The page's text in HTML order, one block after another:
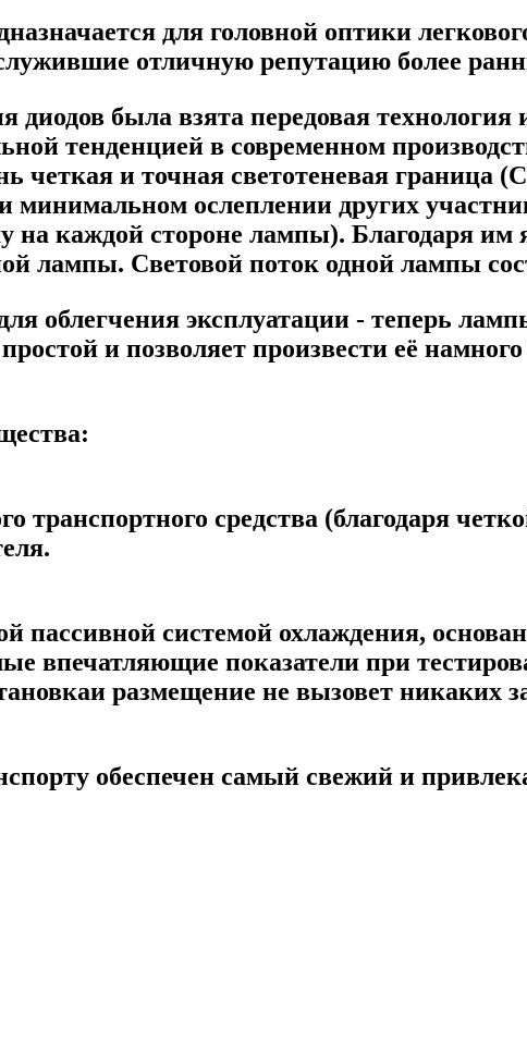
для головной оптики
отличную репутацию более
диодов была взята передовая
тенденцией в современном
четкая и точная светотеневая граница
минимальном ослеплении других
на каждой стороне лампы). Благодаря
лампы. Световой поток одной лампы
облегчения эксплуатации - теперь
и позволяет произвести её
транспортного средства (благодаря
системой охлаждения,
впечатляющие показатели при
размещение не вызовет никаких
обеспечен самый свежий и